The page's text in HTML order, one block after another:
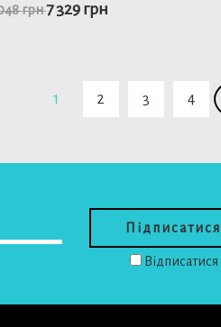
грн7 329 грн
52
1 2 3 4
Відписатися